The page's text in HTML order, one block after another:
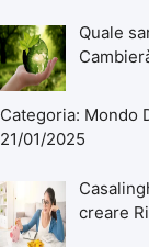
Quale
Categoria: Mondo
21/01/2025
creare